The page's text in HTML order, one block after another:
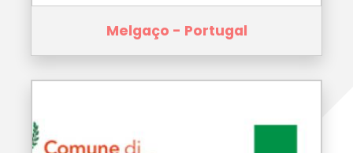
Melgaço - Portugal